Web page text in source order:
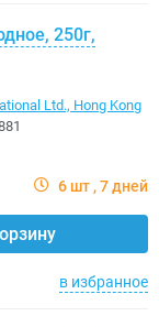
250г,
Ltd., Hong Kong
6 шт 7 дней
в избранное